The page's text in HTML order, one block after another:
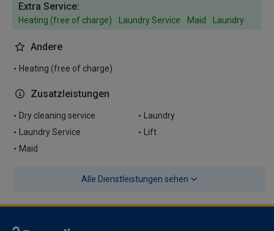
Extra Service:
Heating (free of charge) Laundry Service Maid Laundry
Andere
Heating (free of charge)
Zusatzleistungen
Dry cleaning service
Laundry
Laundry Service
Lift
Maid
Alle Dienstleistungen sehen